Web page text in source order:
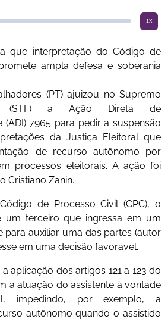
1x
que interpretação do Código de
ampla defesa e soberania
(PT) ajuizou no Supremo
(STF) a Ação Direta de
(ADI) 7965 para pedir a suspensão
da Justiça Eleitoral que
de recurso autônomo por
processos eleitorais. A ação foi
Cristiano Zanin.
de Processo Civil (CPC), o
um terceiro que ingressa em um
para auxiliar uma das partes (autor
em uma decisão favorável.
aplicação dos artigos 121 a 123 do
a atuação do assistente à vontade
impedindo, por exemplo, a
autônomo quando o assistido